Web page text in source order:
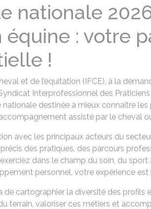
nationale
équine : votre
!
et de l’équitation (IFCE), à la
Interprofessionnel des
nationale destinée à mieux connaître
assisté par le cheval ou
avec les principaux acteurs du
des pratiques, des parcours
dans le champ du soin, du sport
personnel, votre expérience est
de cartographier la diversité des profils
terrain, valoriser ces métiers et